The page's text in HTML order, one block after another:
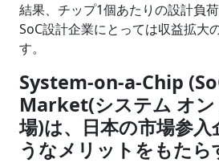
結果、チップ1個あたりの設計負荷
SoC設計企業にとっては収益拡大
す。
System-on-a-Chip
Market(システム オン
場)は、日本の市場参入
うなメリットをもたら